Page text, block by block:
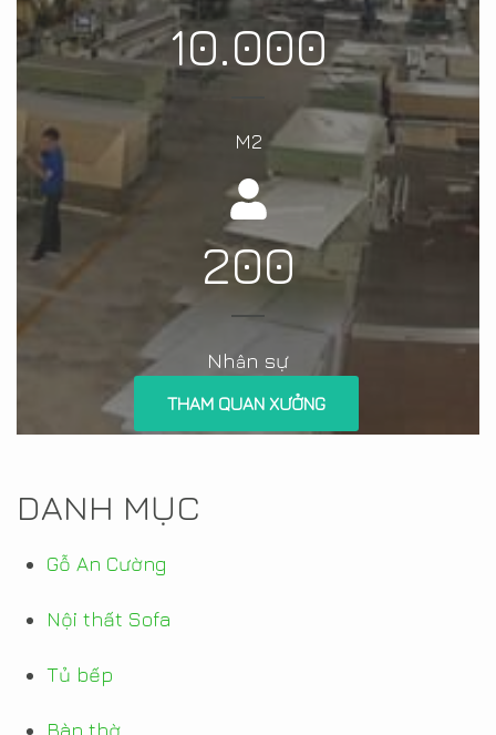
10.000
M2
200
Nhân sự
THAM QUAN XƯỞNG
DANH MỤC
Gỗ An Cường
Nội thất Sofa
Tủ bếp
Bàn thờ